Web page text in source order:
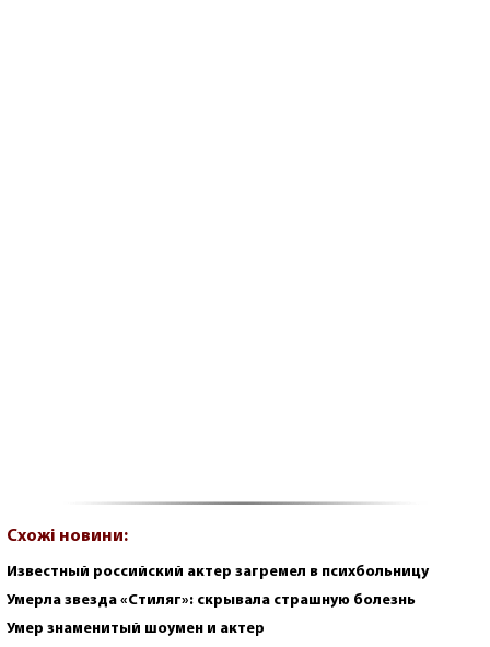
Схожі новини:
Известный российский актер загремел в психбольницу
Умерла звезда «Стиляг»: скрывала страшную болезнь
Умер знаменитый шоумен и актер